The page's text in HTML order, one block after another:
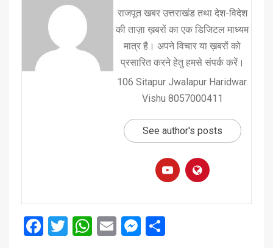
राजपूत खबर उत्तराखंड तथा देश-विदेश
की ताज़ा ख़बरों का एक डिजिटल माध्यम
मात्र है। अपने विचार या ख़बरों को
प्रसारित करने हेतु हमसे संपर्क करें।
106 Sitapur Jwalapur Haridwar.
Vishu 8057000411
See author's posts
Facebook
Twitter
WhatsApp
EmailMessenger